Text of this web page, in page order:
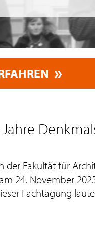
Fakultät für
24. November
Fachtagung